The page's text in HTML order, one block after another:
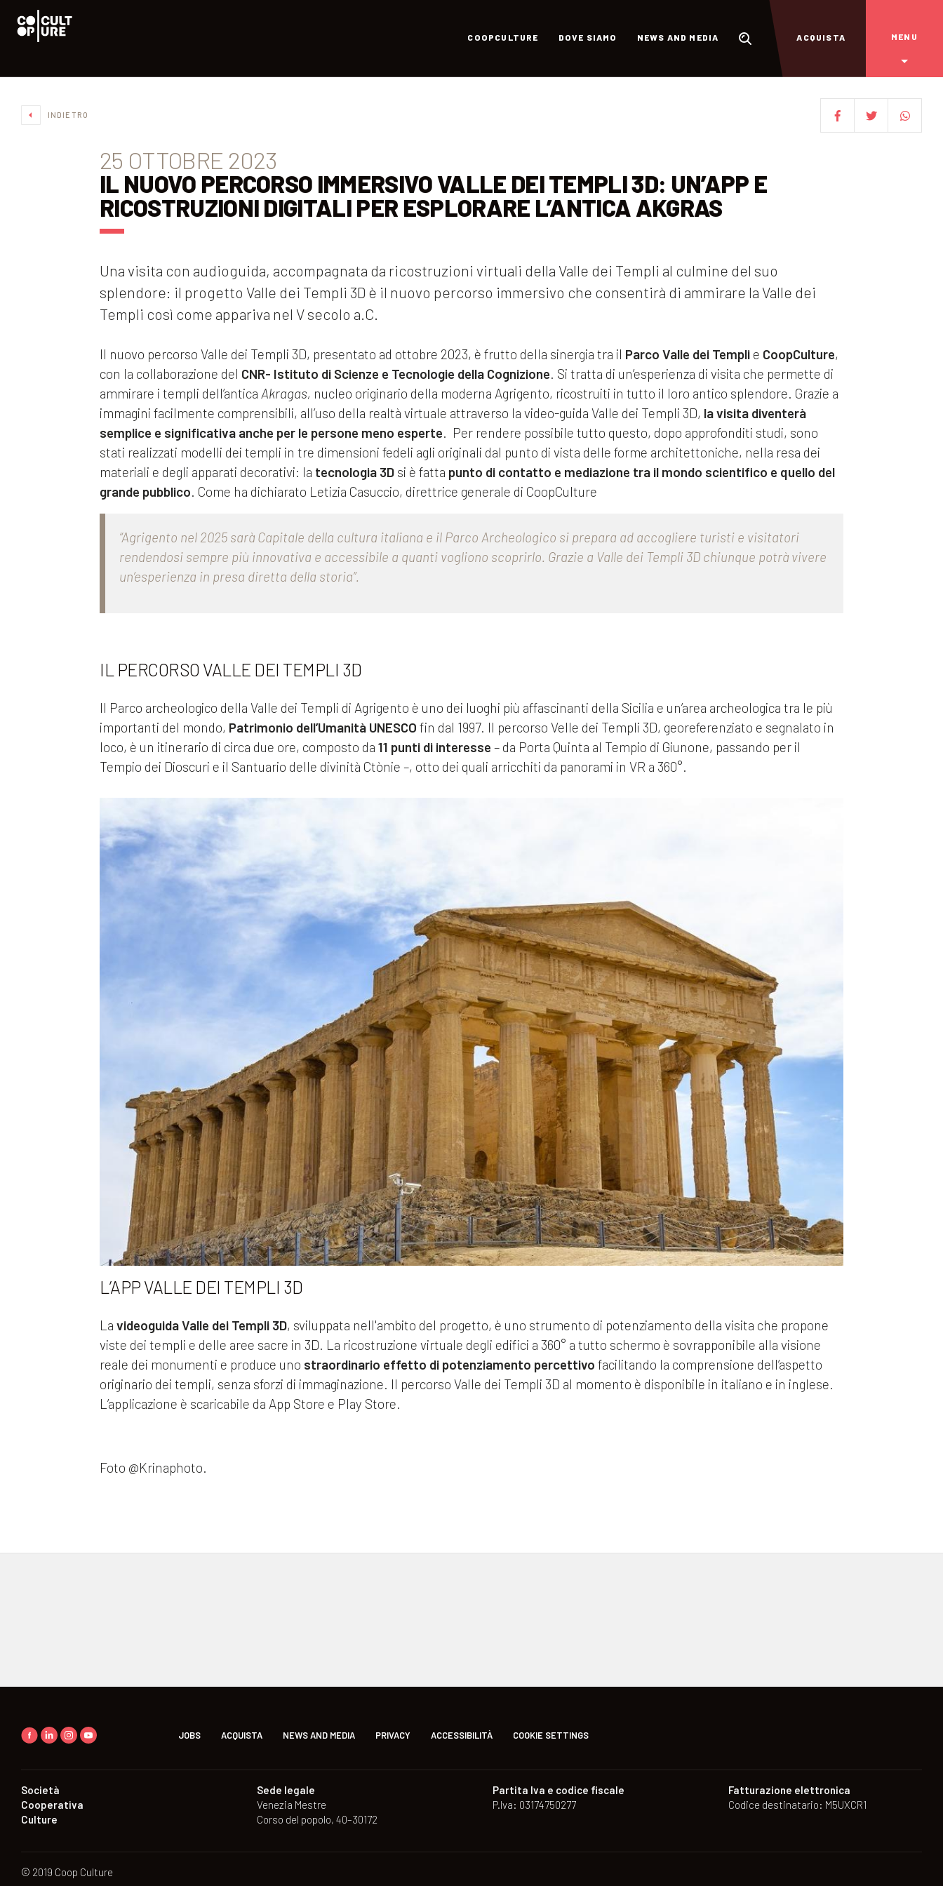
COOPCULTURE DOVE SIAMO NEWS AND MEDIA ACQUISTA MENU
INDIETRO
25 OTTOBRE 2023
IL NUOVO PERCORSO IMMERSIVO VALLE DEI TEMPLI 3D: UN’APP E
RICOSTRUZIONI DIGITALI PER ESPLORARE L’ANTICA AKGRAS
Una visita con audioguida, accompagnata da ricostruzioni virtuali della Valle dei Templi al culmine del suo
splendore: il progetto Valle dei Templi 3D è il nuovo percorso immersivo che consentirà di ammirare la Valle dei
Templi così come appariva nel V secolo a.C.
Il nuovo percorso Valle dei Templi 3D, presentato ad ottobre 2023, è frutto della sinergia tra il Parco Valle dei Templi e CoopCulture,
con la collaborazione del CNR- Istituto di Scienze e Tecnologie della Cognizione. Si tratta di un’esperienza di visita che permette di
ammirare i templi dell’antica Akragas, nucleo originario della moderna Agrigento, ricostruiti in tutto il loro antico splendore. Grazie a
immagini facilmente comprensibili, all’uso della realtà virtuale attraverso la video-guida Valle dei Templi 3D, la visita diventerà
semplice e significativa anche per le persone meno esperte. Per rendere possibile tutto questo, dopo approfonditi studi, sono
stati realizzati modelli dei templi in tre dimensioni fedeli agli originali dal punto di vista delle forme architettoniche, nella resa dei
materiali e degli apparati decorativi: la tecnologia 3D si è fatta punto di contatto e mediazione tra il mondo scientifico e quello del
grande pubblico. Come ha dichiarato Letizia Casuccio, direttrice generale di CoopCulture
“Agrigento nel 2025 sarà Capitale della cultura italiana e il Parco Archeologico si prepara ad accogliere turisti e visitatori
rendendosi sempre più innovativa e accessibile a quanti vogliono scoprirlo. Grazie a Valle dei Templi 3D chiunque potrà vivere
un’esperienza in presa diretta della storia”.
IL PERCORSO VALLE DEI TEMPLI 3D
Il Parco archeologico della Valle dei Templi di Agrigento è uno dei luoghi più affascinanti della Sicilia e un’area archeologica tra le più
importanti del mondo, Patrimonio dell’Umanità UNESCO fin dal 1997. Il percorso Velle dei Templi 3D, georeferenziato e segnalato in
loco, è un itinerario di circa due ore, composto da 11 punti di interesse – da Porta Quinta al Tempio di Giunone, passando per il
Tempio dei Dioscuri e il Santuario delle divinità Ctònie –, otto dei quali arricchiti da panorami in VR a 360°.
L’APP VALLE DEI TEMPLI 3D
La videoguida Valle dei Templi 3D, sviluppata nell'ambito del progetto, è uno strumento di potenziamento della visita che propone
viste dei templi e delle aree sacre in 3D. La ricostruzione virtuale degli edifici a 360° a tutto schermo è sovrapponibile alla visione
reale dei monumenti e produce uno straordinario effetto di potenziamento percettivo facilitando la comprensione dell’aspetto
originario dei templi, senza sforzi di immaginazione. Il percorso Valle dei Templi 3D al momento è disponibile in italiano e in inglese.
L’applicazione è scaricabile da App Store e Play Store.
Foto @Krinaphoto.
JOBS ACQUISTA NEWS AND MEDIA PRIVACY ACCESSIBILITÀ COOKIE SETTINGS
Società
Cooperativa
Culture
Sede legale
Venezia Mestre
Corso del popolo, 40–30172
Partita Iva e codice fiscale
P.Iva: 03174750277
Fatturazione elettronica
Codice destinatario: M5UXCR1
© 2019 Coop Culture